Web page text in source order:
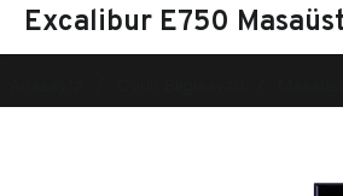
Excalibur E750